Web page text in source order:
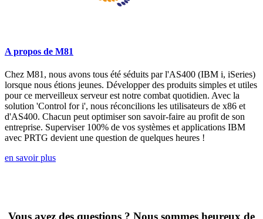
A propos de M81
Chez M81, nous avons tous été séduits par l'AS400 (IBM i, iSeries)
lorsque nous étions jeunes. Développer des produits simples et utiles
pour ce merveilleux serveur est notre combat quotidien. Avec la
solution 'Control for i', nous réconcilions les utilisateurs de x86 et
d'AS400. Chacun peut optimiser son savoir-faire au profit de son
entreprise. Superviser 100% de vos systèmes et applications IBM
avec PRTG devient une question de quelques heures !
en savoir plus
Vous avez des questions ? Nous sommes heureux de